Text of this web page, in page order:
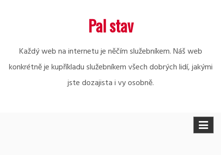
Pal stav
Každý web na internetu je něčím služebníkem. Náš web
konkrétně je kupříkladu služebníkem všech dobrých lidí, jakými
jste dozajista i vy osobně.